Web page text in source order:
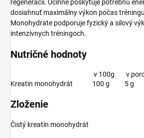
regenerácii. Účinne poskytuje potrebnú
dosiahnuť maximálny výkon počas
Monohydrate podporuje fyzický a silový
intenzívnych tréningoch.
Nutričné hodnoty
v 100g
v
Kreatin monohydrát
100 g 5 g
Zloženie
Čistý kreatín monohydrát